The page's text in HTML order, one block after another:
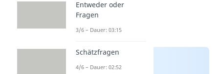
Entweder oder
Fragen
3/6 – Dauer: 03:15
Schätzfragen
4/6 – Dauer: 02:52